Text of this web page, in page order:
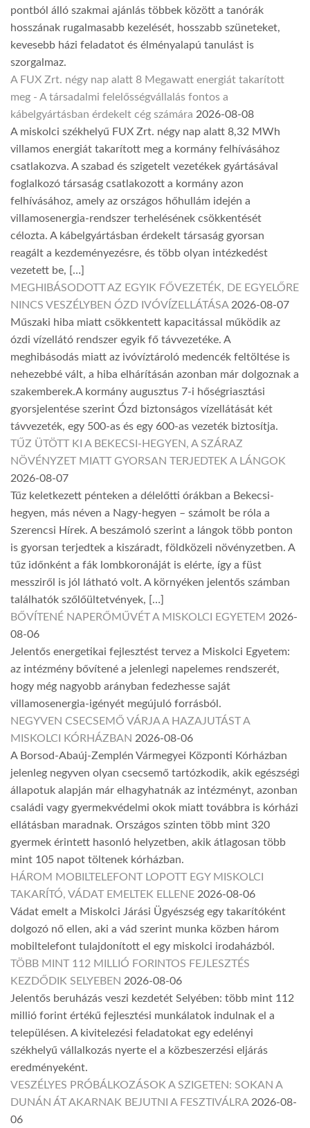
pontból álló szakmai ajánlás többek között a tanórák
hosszának rugalmasabb kezelését, hosszabb szüneteket,
kevesebb házi feladatot és élményalapú tanulást is
szorgalmaz.
A FUX Zrt. négy nap alatt 8 Megawatt energiát takarított
meg - A társadalmi felelősségvállalás fontos a
kábelgyártásban érdekelt cég számára 2026-08-08
A miskolci székhelyű FUX Zrt. négy nap alatt 8,32 MWh
villamos energiát takarított meg a kormány felhívásához
csatlakozva. A szabad és szigetelt vezetékek gyártásával
foglalkozó társaság csatlakozott a kormány azon
felhívásához, amely az országos hőhullám idején a
villamosenergia-rendszer terhelésének csökkentését
célozta. A kábelgyártásban érdekelt társaság gyorsan
reagált a kezdeményezésre, és több olyan intézkedést
vezetett be, […]
MEGHIBÁSODOTT AZ EGYIK FŐVEZETÉK, DE EGYELŐRE
NINCS VESZÉLYBEN ÓZD IVÓVÍZELLÁTÁSA 2026-08-07
Műszaki hiba miatt csökkentett kapacitással működik az
ózdi vízellátó rendszer egyik fő távvezetéke. A
meghibásodás miatt az ivóvíztároló medencék feltöltése is
nehezebbé vált, a hiba elhárításán azonban már dolgoznak a
szakemberek.A kormány augusztus 7-i hőségriasztási
gyorsjelentése szerint Ózd biztonságos vízellátását két
távvezeték, egy 500-as és egy 600-as vezeték biztosítja.
TŰZ ÜTÖTT KI A BEKECSI-HEGYEN, A SZÁRAZ
NÖVÉNYZET MIATT GYORSAN TERJEDTEK A LÁNGOK
2026-08-07
Tűz keletkezett pénteken a délelőtti órákban a Bekecsi-
hegyen, más néven a Nagy-hegyen – számolt be róla a
Szerencsi Hírek. A beszámoló szerint a lángok több ponton
is gyorsan terjedtek a kiszáradt, földközeli növényzetben. A
tűz időnként a fák lombkoronáját is elérte, így a füst
messziről is jól látható volt. A környéken jelentős számban
találhatók szőlőültetvények, […]
BŐVÍTENÉ NAPERŐMŰVÉT A MISKOLCI EGYETEM 2026-
08-06
Jelentős energetikai fejlesztést tervez a Miskolci Egyetem:
az intézmény bővítené a jelenlegi napelemes rendszerét,
hogy még nagyobb arányban fedezhesse saját
villamosenergia-igényét megújuló forrásból.
NEGYVEN CSECSEMŐ VÁRJA A HAZAJUTÁST A
MISKOLCI KÓRHÁZBAN 2026-08-06
A Borsod-Abaúj-Zemplén Vármegyei Központi Kórházban
jelenleg negyven olyan csecsemő tartózkodik, akik egészségi
állapotuk alapján már elhagyhatnák az intézményt, azonban
családi vagy gyermekvédelmi okok miatt továbbra is kórházi
ellátásban maradnak. Országos szinten több mint 320
gyermek érintett hasonló helyzetben, akik átlagosan több
mint 105 napot töltenek kórházban.
HÁROM MOBILTELEFONT LOPOTT EGY MISKOLCI
TAKARÍTÓ, VÁDAT EMELTEK ELLENE 2026-08-06
Vádat emelt a Miskolci Járási Ügyészség egy takarítóként
dolgozó nő ellen, aki a vád szerint munka közben három
mobiltelefont tulajdonított el egy miskolci irodaházból.
TÖBB MINT 112 MILLIÓ FORINTOS FEJLESZTÉS
KEZDŐDIK SELYEBEN 2026-08-06
Jelentős beruházás veszi kezdetét Selyében: több mint 112
millió forint értékű fejlesztési munkálatok indulnak el a
településen. A kivitelezési feladatokat egy edelényi
székhelyű vállalkozás nyerte el a közbeszerzési eljárás
eredményeként.
VESZÉLYES PRÓBÁLKOZÁSOK A SZIGETEN: SOKAN A
DUNÁN ÁT AKARNAK BEJUTNI A FESZTIVÁLRA 2026-08-
06